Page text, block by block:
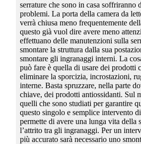
serrature che sono in casa soffriranno
problemi. La porta della camera da
verrà chiusa meno frequentemente
questo già vuol dire avere meno
effettuano delle manutenzioni sulla
smontare la struttura dalla sua
smontare gli ingranaggi interni. La
può fare è quella di usare dei prodotti
eliminare la sporcizia, incrostazioni,
interne. Basta spruzzare, nella parte
chiave, dei prodotti antiossidanti. Sul
quelli che sono studiati per garantire
questo singolo e semplice intervento
permette di avere una lunga vita della
l’attrito tra gli ingranaggi. Per un
più accurato sarà necessario uno